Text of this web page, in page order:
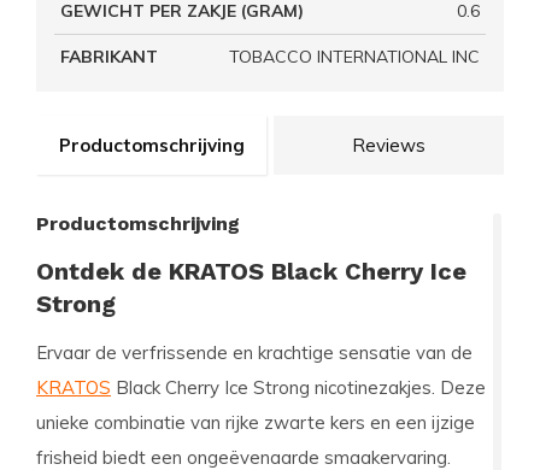
Productomschrijving Reviews
Productomschrijving
Ontdek de KRATOS Black Cherry Ice
Strong
Ervaar de verfrissende en krachtige sensatie van de
KRATOS Black Cherry Ice Strong nicotinezakjes. Deze
unieke combinatie van rijke zwarte kers en een ijzige
frisheid biedt een ongeëvenaarde smaakervaring.
GEWICHT PER ZAKJE (GRAM) 0.6
FABRIKANT TOBACCO INTERNATIONAL INC